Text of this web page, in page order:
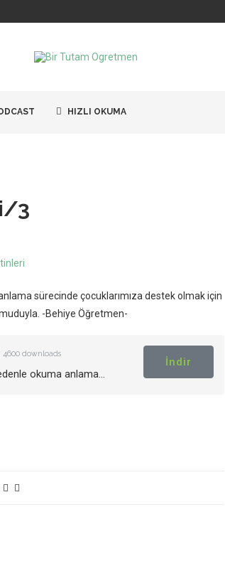
HIZLI OKUMA
3
sürecinde çocuklarımıza destek olmak için
-Behiye Öğretmen-
4600 downloads
okuma anlama…
İndir